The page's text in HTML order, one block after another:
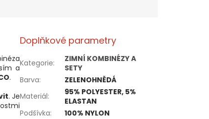
a
.
. Je
Doplňkové parametry
Kategorie:
ZIMNÍ KOMBINÉZY A
SETY
Barva:
ZELENOHNĚDÁ
Materiál:
95% POLYESTER, 5%
ELASTAN
Podšívka:
100% NYLON